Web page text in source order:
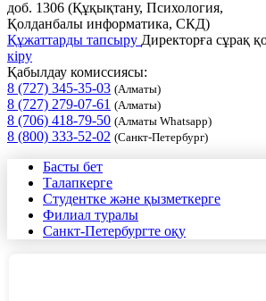
доб. 1306 (Құқықтану, Психология,
Қолданбалы информатика, СКД)
Құжаттарды тапсыру Директорға сұрақ
кіру
Қабылдау комиссиясы:
8 (727) 345-35-03 (Алматы)
8 (727) 279-07-61 (Алматы)
8 (706) 418-79-50 (Алматы Whatsapp)
8 (800) 333-52-02 (Санкт-Петербург)
Басты бет
Талапкерге
Студентке және қызметкерге
Филиал туралы
Санкт-Петербургте оқу